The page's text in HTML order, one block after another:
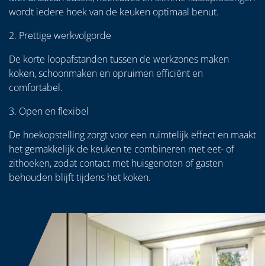
wordt iedere hoek van de keuken optimaal benut.
2. Prettige werkvolgorde
De korte loopafstanden tussen de werkzones maken
koken, schoonmaken en opruimen efficiënt en
comfortabel.
3. Open en flexibel
De hoekopstelling zorgt voor een ruimtelijk effect en maakt
het gemakkelijk de keuken te combineren met eet- of
zithoeken, zodat contact met huisgenoten of gasten
behouden blijft tijdens het koken.